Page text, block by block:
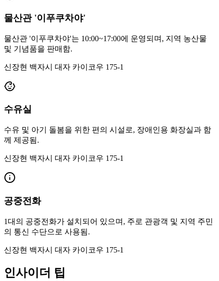
물산관 '이푸쿠차야'
물산관 '이푸쿠차야'는 10:00~17:00에 운영되며, 지역 농산물
및 기념품을 판매함.
신장현 백자시 대자 카이코우 175-1
수유실
수유 및 아기 돌봄을 위한 편의 시설로, 장애인용 화장실과 함
께 제공됨.
신장현 백자시 대자 카이코우 175-1
공중전화
1대의 공중전화가 설치되어 있으며, 주로 관광객 및 지역 주민
의 통신 수단으로 사용됨.
신장현 백자시 대자 카이코우 175-1
인사이더 팁